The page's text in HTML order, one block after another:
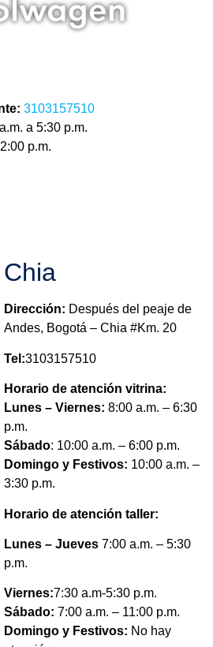
3103157510
a 5:30 p.m.
p.m.
Chia
Dirección: Después del peaje de
Andes, Bogotá – Chia #Km. 20
Tel:3103157510
Horario de atención vitrina:
Lunes – Viernes: 8:00 a.m. – 6:30
p.m.
Sábado: 10:00 a.m. – 6:00 p.m.
Domingo y Festivos: 10:00 a.m. –
3:30 p.m.
Horario de atención taller:
Lunes – Jueves7:00 a.m. – 5:30
p.m.
Viernes:7:30 a.m-5:30 p.m.
Sábado: 7:00 a.m. – 11:00 p.m.
Domingo y Festivos: No hay